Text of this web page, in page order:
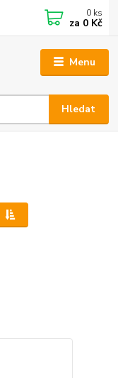
Menu
Hledat
0 ks
za 0 Kč